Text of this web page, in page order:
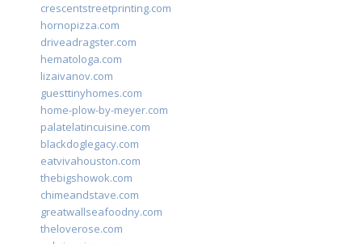
crescentstreetprinting.com
hornopizza.com
driveadragster.com
hematologa.com
lizaivanov.com
guesttinyhomes.com
home-plow-by-meyer.com
palatelatincuisine.com
blackdoglegacy.com
eatvivahouston.com
thebigshowok.com
chimeandstave.com
greatwallseafoodny.com
theloverose.com